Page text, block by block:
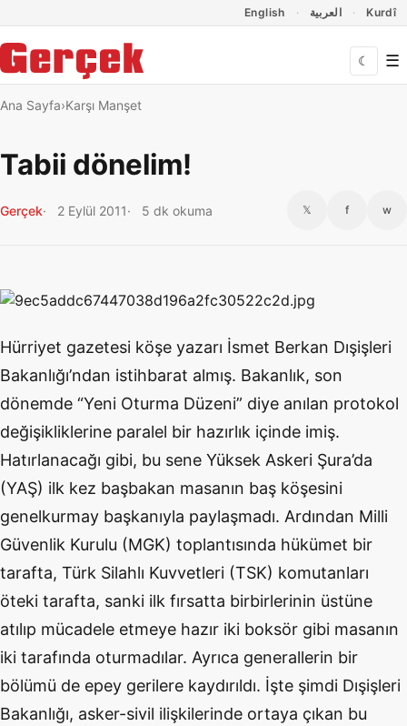
English العربية Kurdî
☾ ☰
Ana Sayfa Karşı Manşet
Tabii dönelim!
Gerçek 2 Eylül 2011 5 dk okuma 𝕏 f w
Hürriyet gazetesi köşe yazarı İsmet Berkan Dışişleri
Bakanlığı’ndan istihbarat almış. Bakanlık, son
dönemde “Yeni Oturma Düzeni” diye anılan protokol
değişikliklerine paralel bir hazırlık içinde imiş.
Hatırlanacağı gibi, bu sene Yüksek Askeri Şura’da
(YAŞ) ilk kez başbakan masanın baş köşesini
genelkurmay başkanıyla paylaşmadı. Ardından Milli
Güvenlik Kurulu (MGK) toplantısında hükümet bir
tarafta, Türk Silahlı Kuvvetleri (TSK) komutanları
öteki tarafta, sanki ilk fırsatta birbirlerinin üstüne
atılıp mücadele etmeye hazır iki boksör gibi masanın
iki tarafında oturmadılar. Ayrıca generallerin bir
bölümü de epey gerilere kaydırıldı. İşte şimdi Dışişleri
Bakanlığı, asker-sivil ilişkilerinde ortaya çıkan bu